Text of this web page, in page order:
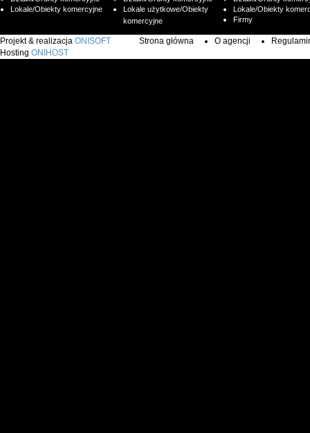
Lokale/Obiekty komercyjne
Lokale użytkowe/Obiekty
komercyjne
Lokale/Obiekty
Firmy
Projekt & realizacja ONISOFT
Hosting ONIHOST
Strona główna O agencji